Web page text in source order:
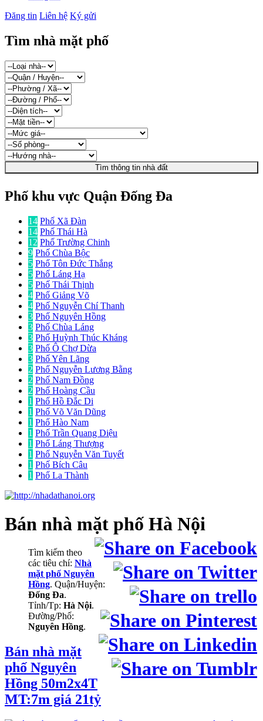
Đăng tin Liên hệ Ký gửi
Tìm nhà mặt phố
Tìm thông tin nhà đất
Phố khu vực Quận Đống Đa
14 Phố Xã Đàn
14 Phố Thái Hà
12 Phố Trường Chinh
9 Phố Chùa Bộc
5 Phố Tôn Đức Thắng
5 Phố Láng Hạ
5 Phố Thái Thịnh
4 Phố Giảng Võ
4 Phố Nguyễn Chí Thanh
3 Phố Nguyên Hồng
3 Phố Chùa Láng
3 Phố Huỳnh Thúc Kháng
3 Phố Ô Chợ Dừa
3 Phố Yên Lãng
2 Phố Nguyễn Lương Bằng
2 Phố Nam Đồng
2 Phố Hoàng Cầu
1 Phố Hồ Đắc Di
1 Phố Võ Văn Dũng
1 Phố Hào Nam
1 Phố Trần Quang Diệu
1 Phố Láng Thượng
1 Phố Nguyễn Văn Tuyết
1 Phố Bích Câu
1 Phố La Thành
Bán nhà mặt phố Hà Nội
Tìm kiếm theo
các tiêu chí: Nhà
mặt phố Nguyên
Hồng. Quận/Huyện:
Đống Đa.
Tỉnh/Tp: Hà Nội.
Đường/Phố:
Nguyên Hồng.
Bán nhà mặt
phố Nguyên
Hồng 50m2x4T
MT:7m giá 21tỷ